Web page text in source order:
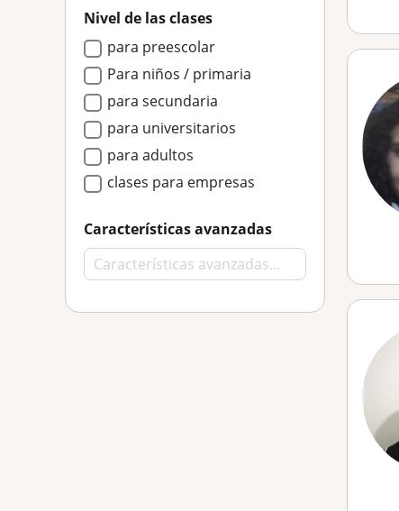
Nivel de las clases
para preescolar
Para niños / primaria
para secundaria
para universitarios
para adultos
clases para empresas
Características avanzadas